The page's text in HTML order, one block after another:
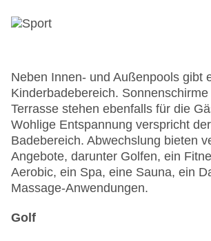
Neben Innen- und Außenpools gibt
Kinderbadebereich.
Terrasse stehen ebenfalls für die
Wohlige Entspannung verspricht
Badebereich. Abwechslung bieten
Angebote, darunter Golfen, ein
Aerobic, ein Spa, eine Sauna, ein
Massage-Anwendungen.
Golf